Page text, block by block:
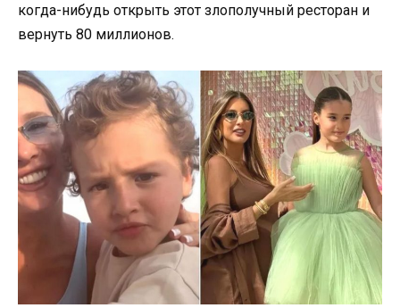
когда-нибудь открыть этот злополучный ресторан и
вернуть 80 миллионов.